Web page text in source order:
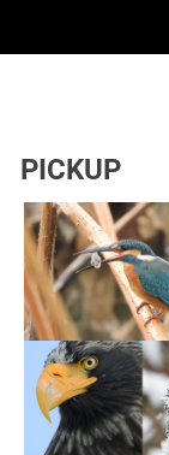
PICKUP